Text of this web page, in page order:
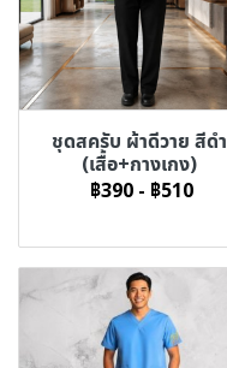
ชุดสครับ ผ้าดีวาย สีดำ
(เสื้อ+กางเกง)
฿390 - ฿510